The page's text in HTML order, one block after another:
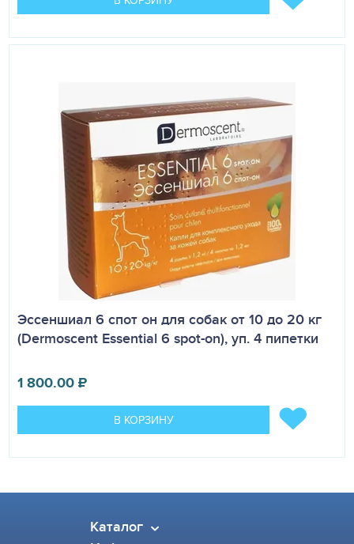
Эссеншиал 6 спот он для собак от 10 до 20 кг
(Dermoscent Essential 6 spot-on), уп. 4 пипетки
1 800.00₽
В КОРЗИНУ
Каталог